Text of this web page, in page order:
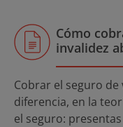
Cómo
invalidez
Cobrar el seguro
diferencia, en la
el seguro: